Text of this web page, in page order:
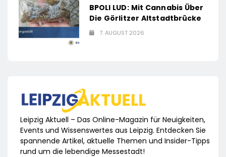
BPOLI LUD: Mit Cannabis Über
Die Görlitzer Altstadtbrücke
7. AUGUST 2026
Leipzig Aktuell – Das Online-Magazin für Neuigkeiten,
Events und Wissenswertes aus Leipzig. Entdecken Sie
spannende Artikel, aktuelle Themen und Insider-Tipps
rund um die lebendige Messestadt!